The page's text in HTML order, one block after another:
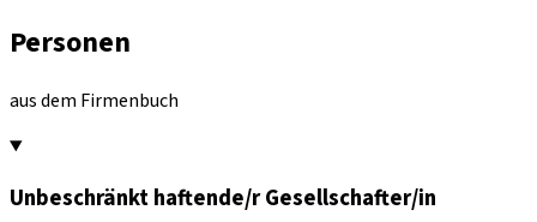
Personen
aus dem Firmenbuch
Unbeschränkt haftende/r Gesellschafter/in